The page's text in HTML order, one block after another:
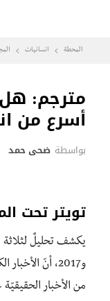
المحطة انسانيات
مترجم: هل
أسرع من
بواسطة ضحى حمد
تويتر تحت
و2017، أنّ
من الأخبار